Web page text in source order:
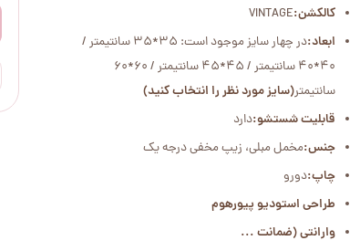
کالکشن:VINTAGE
ابعاد:
در چهار سایز موجود است: 35*35 سانتیمتر /
40*40 سانتیمتر / 45*45 سانتیمتر / 60*60
سانتیمتر(سایز مورد نظر را انتخاب کنید)
قابلیت شستشو:دارد
جنس:مخمل مبلی، زیپ مخفی درجه یک
چاپ:دورو
طراحی استودیو پیورهوم
وارانتی (ضمانت ...